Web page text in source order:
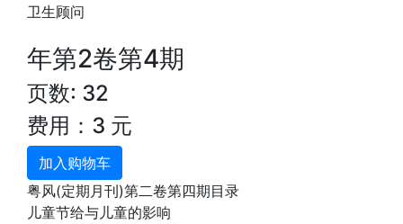
卫生顾问
年第2卷第4期
页数: 32
费用：3 元
加入购物车
粤风(定期月刊)第二卷第四期目录
儿童节给与儿童的影响